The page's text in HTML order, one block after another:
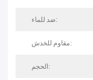
ضد للماء:
مقاوم للخدش:
الحجم: